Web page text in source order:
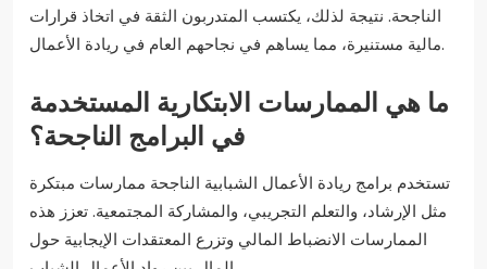
الناجحة. نتيجة لذلك، يكتسب المتدربون الثقة في اتخاذ قرارات
مالية مستنيرة، مما يساهم في نجاحهم العام في ريادة الأعمال.
ما هي الممارسات الابتكارية المستخدمة
في البرامج الناجحة؟
تستخدم برامج ريادة الأعمال الشبابية الناجحة ممارسات مبتكرة
مثل الإرشاد، والتعلم التجريبي، والمشاركة المجتمعية. تعزز هذه
الممارسات الانضباط المالي وتزرع المعتقدات الإيجابية حول